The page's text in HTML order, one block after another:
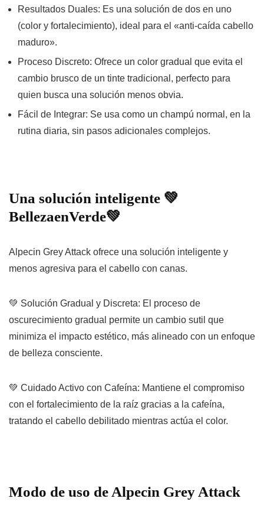
Resultados Duales: Es una solución de dos en uno
(color y fortalecimiento), ideal para el «anti-caída cabello
maduro».
Proceso Discreto: Ofrece un color gradual que evita el
cambio brusco de un tinte tradicional, perfecto para
quien busca una solución menos obvia.
Fácil de Integrar: Se usa como un champú normal, en la
rutina diaria, sin pasos adicionales complejos.
Una solución inteligente 💚
BellezaenVerde💚
Alpecin Grey Attack ofrece una solución inteligente y
menos agresiva para el cabello con canas.
💚 Solución Gradual y Discreta: El proceso de
oscurecimiento gradual permite un cambio sutil que
minimiza el impacto estético, más alineado con un enfoque
de belleza consciente.
💚 Cuidado Activo con Cafeína: Mantiene el compromiso
con el fortalecimiento de la raíz gracias a la cafeína,
tratando el cabello debilitado mientras actúa el color.
Modo de uso de Alpecin Grey Attack